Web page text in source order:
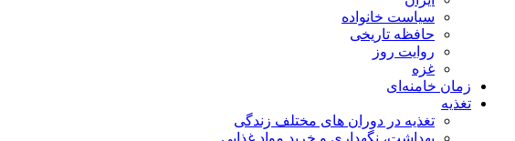
سیاست خانواده
حافظه تاریخی
روایت روز
غزه
زمان خامنه‌ای
تغذیه
تغذیه در دوران های مختلف زندگی